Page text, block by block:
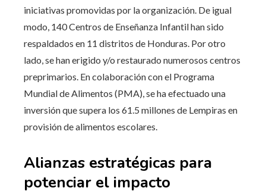
iniciativas promovidas por la organización. De igual
modo, 140 Centros de Enseñanza Infantil han sido
respaldados en 11 distritos de Honduras. Por otro
lado, se han erigido y/o restaurado numerosos centros
preprimarios. En colaboración con el Programa
Mundial de Alimentos (PMA), se ha efectuado una
inversión que supera los 61.5 millones de Lempiras en
provisión de alimentos escolares.
Alianzas estratégicas para
potenciar el impacto